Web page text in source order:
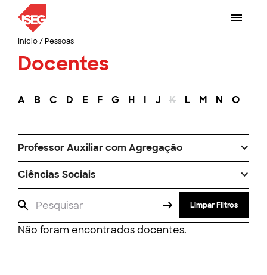
Início/ Pessoas
Docentes
A B C D E F G H I J K L M N O
Professor Auxiliar com Agregação
Ciências Sociais
Limpar Filtros
Não foram encontrados docentes.